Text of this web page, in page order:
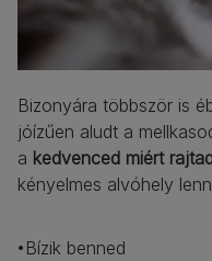
Bizonyára többször is
jóízűen aludt a
a kedvenced miért
kényelmes alvóhely
•Bízik benned